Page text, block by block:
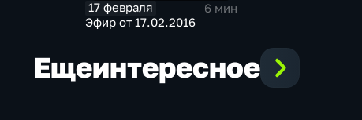
17 февраля
6 мин
Эфир от 17.02.2016
Ещеинтересное